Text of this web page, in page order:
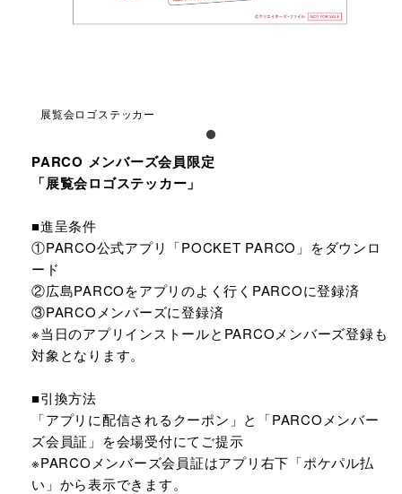
展覧会ロゴステッカー
PARCO メンバーズ会員限定
「展覧会ロゴステッカー」
■進呈条件
①PARCO公式アプリ「POCKET PARCO」をダウンロ
ード
②広島PARCOをアプリのよく行くPARCOに登録済
③PARCOメンバーズに登録済
※当日のアプリインストールとPARCOメンバーズ登録も
対象となります。
■引換方法
「アプリに配信されるクーポン」と「PARCOメンバー
ズ会員証」を会場受付にてご提示
※PARCOメンバーズ会員証はアプリ右下「ポケパル払
い」から表示できます。